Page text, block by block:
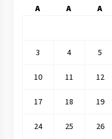
A A A
3 4 5
10 11 12
17 18 19
24 25 26